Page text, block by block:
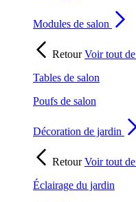
Modules de salon
RetourVoir tout de
Tables de salon
Poufs de salon
Décoration de jardin
RetourVoir tout de
Éclairage du jardin